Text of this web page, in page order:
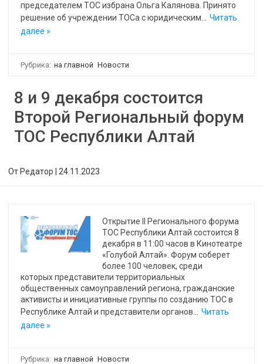
председателем ТОС избрана Ольга Калянова. Принято
решение об учреждении ТОСа с юридическим…
Читать
далее »
Рубрика: на главной Новости
8 и 9 декабря состоится
Второй Региональный форум
ТОС Республики Алтай
От Редатор 24.11.2023
Открытие II Регионального форума
ТОС Республики Алтай состоится 8
декабря в 11:00 часов в Кинотеатре
«Голубой Алтай». Форум соберет
более 100 человек, среди
которых представители территориальных
общественных самоуправлений региона, гражданские
активисты и инициативные группы по созданию ТОС в
Республике Алтай и представители органов…
Читать
далее »
Рубрика: на главной Новости